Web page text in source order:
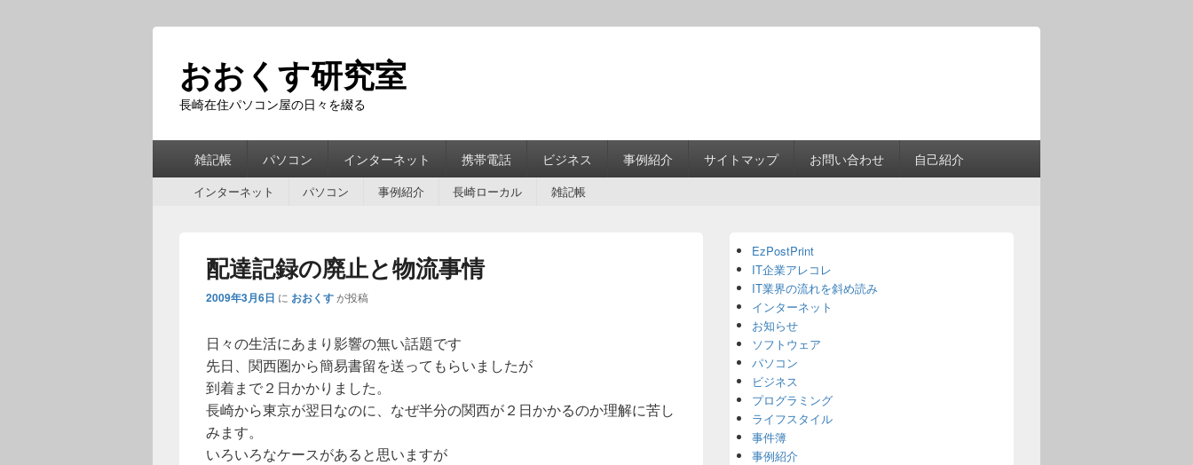
おおくす研究室
長崎在住パソコン屋の日々を綴る
雑記帳 パソコン インターネット 携帯電話 ビジネス 事例紹介 サイトマップ お問い合わせ 自己紹介
インターネット パソコン 事例紹介 長崎ローカル 雑記帳
配達記録の廃止と物流事情
2009年3月6日 に おおくすが投稿
日々の生活にあまり影響の無い話題です
先日、関西圏から簡易書留を送ってもらいましたが
到着まで２日かかりました。
長崎から東京が翌日なのに、なぜ半分の関西が２日かかるのか理解に苦し
みます。
いろいろなケースがあると思いますが
Sidebar
Widget
Area
EzPostPrint
IT企業アレコレ
IT業界の流れを斜め読み
インターネット
お知らせ
ソフトウェア
パソコン
ビジネス
プログラミング
ライフスタイル
事件簿
事例紹介